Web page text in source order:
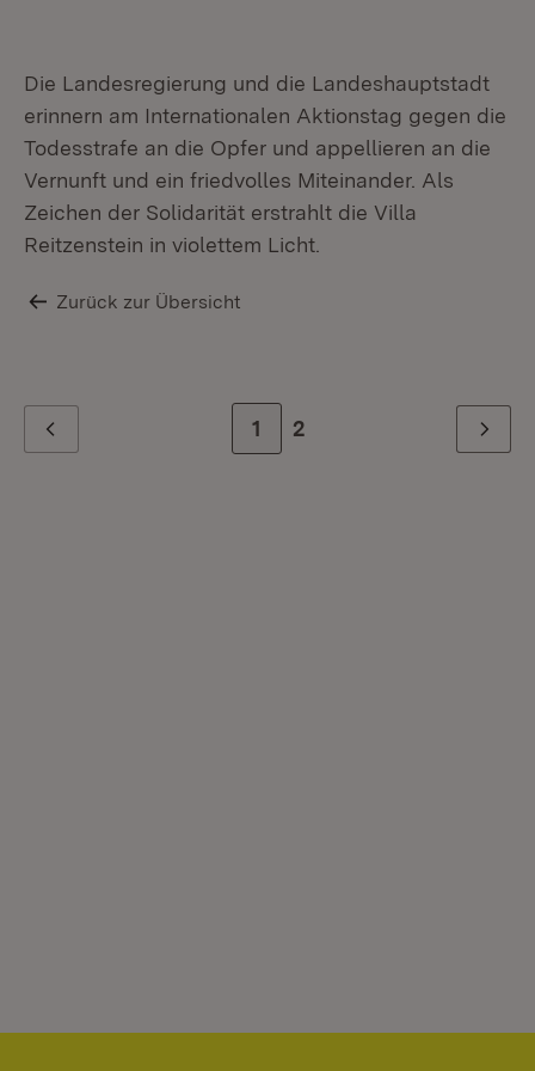
Die Landesregierung und die Landeshauptstadt
erinnern am Internationalen Aktionstag gegen die
Todesstrafe an die Opfer und appellieren an die
Vernunft und ein friedvolles Miteinander. Als
Zeichen der Solidarität erstrahlt die Villa
Reitzenstein in violettem Licht.
Zurück zur Übersicht
Zur Seite
1 Zur letzten Seite
2 Weiter